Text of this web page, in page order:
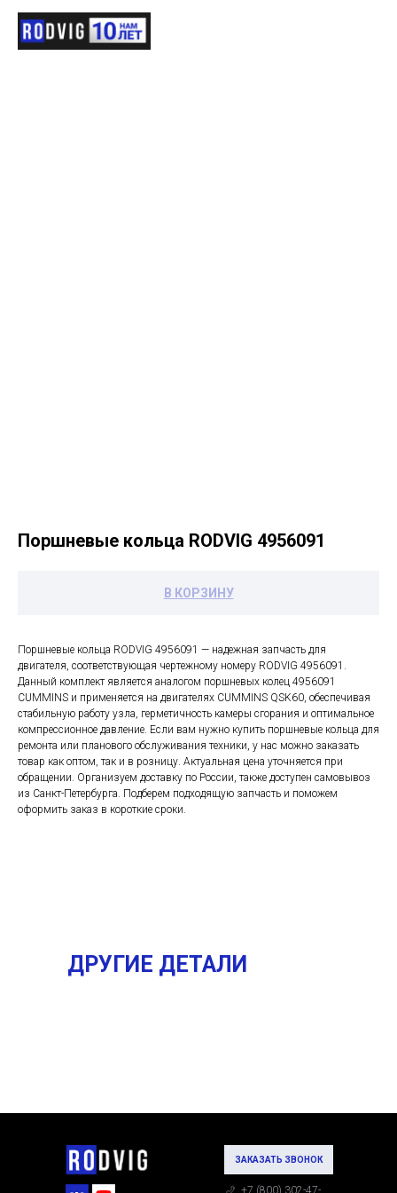
Поршневые кольца RODVIG 4956091
В КОРЗИНУ
Поршневые кольца RODVIG 4956091 — надежная запчасть для
двигателя, соответствующая чертежному номеру RODVIG 4956091.
Данный комплект является аналогом поршневых колец 4956091
CUMMINS и применяется на двигателях CUMMINS QSK60, обеспечивая
стабильную работу узла, герметичность камеры сгорания и оптимальное
компрессионное давление. Если вам нужно купить поршневые кольца для
ремонта или планового обслуживания техники, у нас можно заказать
товар как оптом, так и в розницу. Актуальная цена уточняется при
обращении. Организуем доставку по России, также доступен самовывоз
из Санкт-Петербурга. Подберем подходящую запчасть и поможем
оформить заказ в короткие сроки.
ДРУГИЕ ДЕТАЛИ
ЗАКАЗАТЬ ЗВОНОК
+7 (800) 302-47-